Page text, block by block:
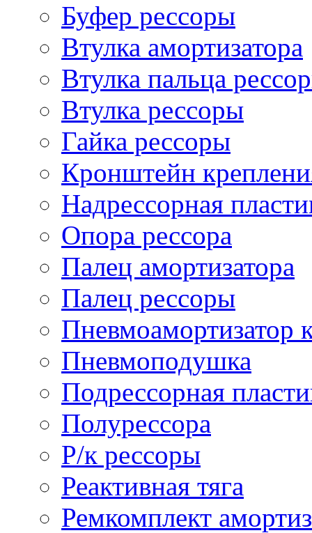
Буфер рессоры
Втулка амортизатора
Втулка пальца
Втулка рессоры
Гайка рессоры
Кронштейн
Надрессорная
Опора рессора
Палец амортизатора
Палец рессоры
Пневмоамортизатор
Пневмоподушка
Подрессорная
Полурессора
Р/к рессоры
Реактивная тяга
Ремкомплект